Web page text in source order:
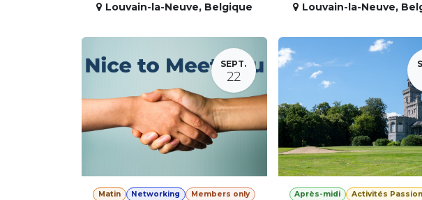
Louvain-la-Neuve, Belgique Louvain-la-Neuve,
SEPT.
22
Matin Networking Members only Après-midi
Activités Passion